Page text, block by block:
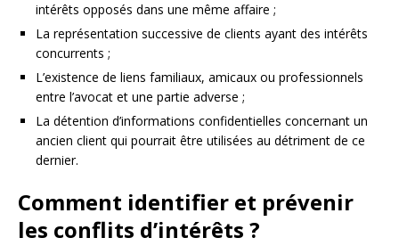
intérêts opposés dans une même affaire ;
La représentation successive de clients ayant des intérêts
concurrents ;
L’existence de liens familiaux, amicaux ou professionnels
entre l’avocat et une partie adverse ;
La détention d’informations confidentielles concernant un
ancien client qui pourrait être utilisées au détriment de ce
dernier.
Comment identifier et prévenir
les conflits d’intérêts ?